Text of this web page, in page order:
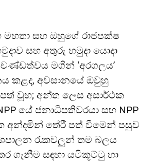
මහතා සහ ඔහුගේ රාජපක්ෂ
සහ අතුරු හමුදා යොදා
මගින් ‘අරගලය’
කළද, අවසානයේ ඔවුහු
වූහ; අන්ත ලෙස අසාර්ථක
යේ ජනාධිපතිවරයා සහ NPP
අන්දමින් තේරී පත් වීමෙන් පසුව
රැකවලුන් තම බලය
ගැනීම සඳහා යටිකූට්ටු හා